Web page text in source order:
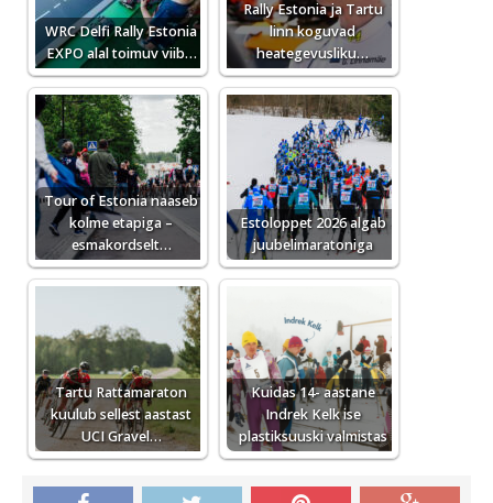
WRC Delfi Rally Estonia
EXPO alal toimuv viib…
Rally Estonia ja Tartu
linn koguvad
heategevusliku…
Tour of Estonia naaseb
kolme etapiga –
esmakordselt…
Estoloppet 2026 algab
juubelimaratoniga
Tartu Rattamaraton
kuulub sellest aastast
UCI Gravel…
Kuidas 14- aastane
Indrek Kelk ise
plastiksuuski valmistas